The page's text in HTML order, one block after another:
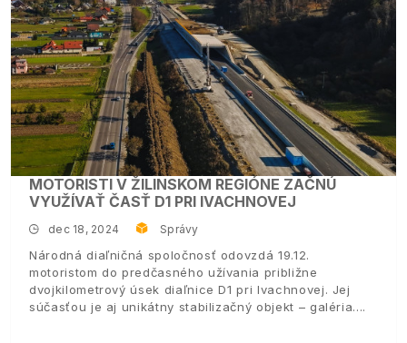
MOTORISTI V ŽILINSKOM REGIÓNE ZAČNÚ
VYUŽÍVAŤ ČASŤ D1 PRI IVACHNOVEJ
dec 18, 2024 Správy
Národná diaľničná spoločnosť odovzdá 19.12.
motoristom do predčasného užívania približne
dvojkilometrový úsek diaľnice D1 pri Ivachnovej. Jej
súčasťou je aj unikátny stabilizačný objekt – galéria.